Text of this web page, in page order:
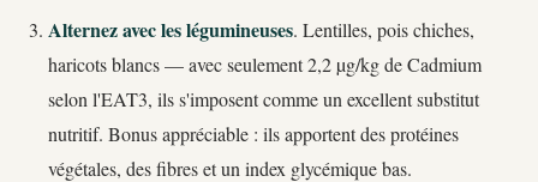
Alternez avec les légumineuses. Lentilles, pois chiches,
haricots blancs — avec seulement 2,2 µg/kg de Cadmium
selon l'EAT3, ils s'imposent comme un excellent substitut
nutritif. Bonus appréciable : ils apportent des protéines
végétales, des fibres et un index glycémique bas.